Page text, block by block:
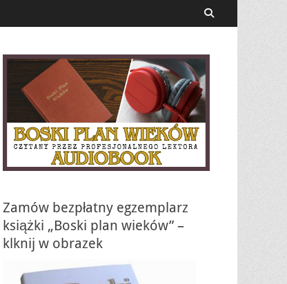
Zamów bezpłatny egzemplarz
książki „Boski plan wieków” –
klknij w obrazek